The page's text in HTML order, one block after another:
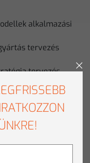
alkalmazási
tervezés
tervezés.